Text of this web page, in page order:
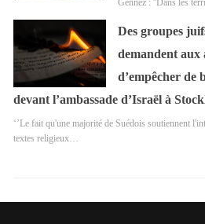
Gennez : ''Dans les
Des groupes
demandent aux
d’empêcher de
devant l’ambassade d’Israël à
‘’Le fait qu'une majorité de Suédois soutiennent
textes religieux…